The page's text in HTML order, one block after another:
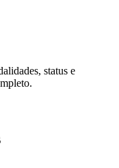
status e